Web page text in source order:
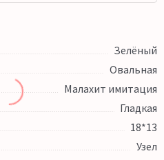
Зелёный
Овальная
Малахит имитация
Гладкая
18*13
Узел